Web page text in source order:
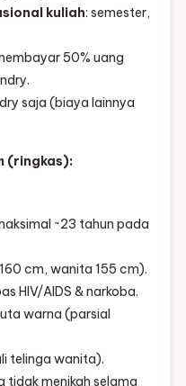
kuliah: semester,
50% uang
saja (biaya lainnya
(ringkas):
~23 tahun pada
cm, wanita 155 cm).
HIV/AIDS & narkoba.
warna (parsial
telinga wanita).
tidak menikah selama